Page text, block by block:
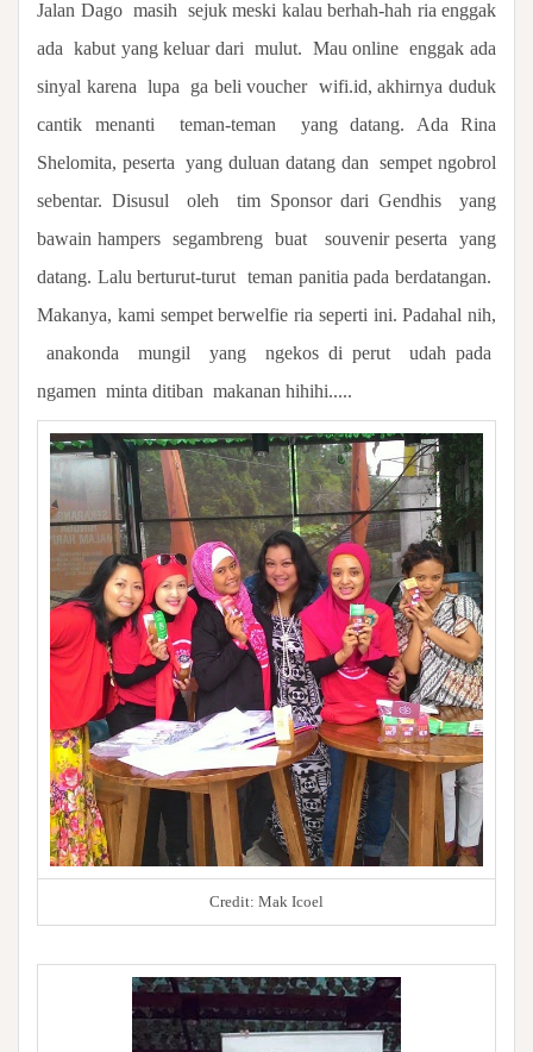
Jalan Dago masih sejuk meski kalau berhah-hah ria enggak
ada kabut yang keluar dari mulut. Mau online enggak ada
sinyal karena lupa ga beli voucher wifi.id, akhirnya duduk
cantik menanti
teman-teman
yang datang. Ada Rina
Shelomita, peserta
yang duluan datang dan
sempet ngobrol
sebentar. Disusul
oleh tim Sponsor dari Gendhis
yang
bawain hampers segambreng buat souvenir peserta
yang
datang. Lalu berturut-turut teman panitia pada berdatangan.
Makanya, kami sempet berwelfie ria seperti ini. Padahal nih,
anakonda
mungil yang ngekos di perut
udah pada
ngamen minta ditiban makanan hihihi.....
Credit: Mak Icoel